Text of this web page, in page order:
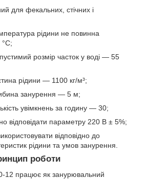
для фекальних, стічних і
рідини не повинна
розмір часток у воді — 55
рідини — 1100 кг/м³;
занурення — 5 м;
увімкнень за годину — 30;
відповідати параметру 220 В ± 5%;
відповідно до
рідини та умов занурення.
роботи
12 працює як занурювальний